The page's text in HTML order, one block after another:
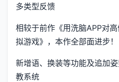
多类型反馈
相较于前作《用洗脑APP对
拟游戏》，本作全部面进步！
新增语、换装等功能及追加
教系统